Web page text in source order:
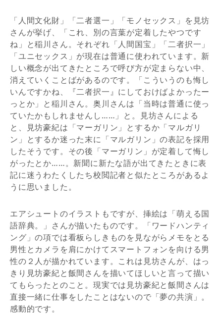
「人間文化財」「二者選一」「モノセックス」を見坊
さんが挙げ、「これ、別の言葉が定着したやつです
ね」と稲川さん。それぞれ「人間国宝」「二者択一」
「ユニセックス」が現在は普通に使われています。新
しい概念が出てきたところで呼び方が定まらない中、
消えていくことばがあるのです。「こういうのも悔し
いんですかね、『二者択一』にしておけばよかったー
っとか」と稲川さん。奥川さんは「当時は普通に使っ
ていたかもしれませんし……」と。見坊さんによる
と、見坊豪紀は「マーガリン」とするか「マルガリ
ン」とするか迷った末に「マルガリン」の表記を採用
したそうです。その後「マーガリン」が定着して悔し
がったとか……。新聞に新たな語が出てきたときに表
記に迷うわたくしたち校閲記者と似たところがあるよ
うに思いました。
エアシュートのイラストもですが、挿絵は「萌える国
語辞典。」さんが描いたものです。「ワードハンティ
ング」の項では看板らしきものを見ながらメモをとる
男性とカメラを肩にかけてスマートフォンを向ける男
性の２人が描かれています。これは見坊さんが、はっ
きり見坊豪紀と飯間さんを描いてほしいと言って描い
てもらったとのこと。現実では見坊豪紀と飯間さんは
直接一緒に仕事をしたことはないので「夢の共演」。
感動的です。